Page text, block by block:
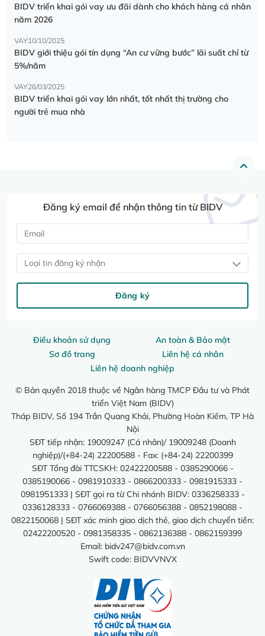
BIDV triển khai gói vay ưu đãi dành cho khách hàng cá nhân
năm 2026
VAY10/10/2025
BIDV giới thiệu gói tín dụng “An cư vững bước” lãi suất chỉ từ
5%/năm
VAY26/03/2025
BIDV triển khai gói vay lớn nhất, tốt nhất thị trường cho
người trẻ mua nhà
Điều khoản sử dụng
An toàn & Bảo mật
Sơ đồ trang
Liên hệ cá nhân
Liên hệ doanh nghiệp
© Bản quyền 2018 thuộc về Ngân hàng TMCP Đầu tư và Phát
triển Việt Nam (BIDV)
Tháp BIDV, Số 194 Trần Quang Khải, Phường Hoàn Kiếm, TP Hà
Nội
SĐT tiếp nhận: 19009247 (Cá nhân)/ 19009248 (Doanh
nghiệp)/(+84-24) 22200588 - Fax: (+84-24) 22200399
SĐT Tổng đài TTCSKH: 02422200588 - 0385290066 -
0385190066 - 0981910333 - 0866200333 - 0981915333 -
0981951333 | SĐT gọi ra từ Chi nhánh BIDV: 0336258333 -
0336128333 - 0766069388 - 0766056388 - 0852198088 -
0822150068 | SĐT xác minh giao dịch thẻ, giao dịch chuyển tiền:
02422200520 - 0981358335 - 0862136388 - 0862159399
Email: bidv247@bidv.com.vn
Swift code: BIDVVNVX
Đăng ký email để nhận thông tin từ BIDV
Loại tin đăng ký nhận
Đăng ký